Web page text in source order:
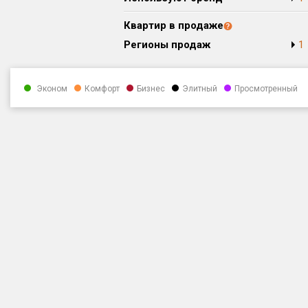
Квартир в продаже
Регионы продаж
1
Эконом Комфорт Бизнес Элитный Просмотренный